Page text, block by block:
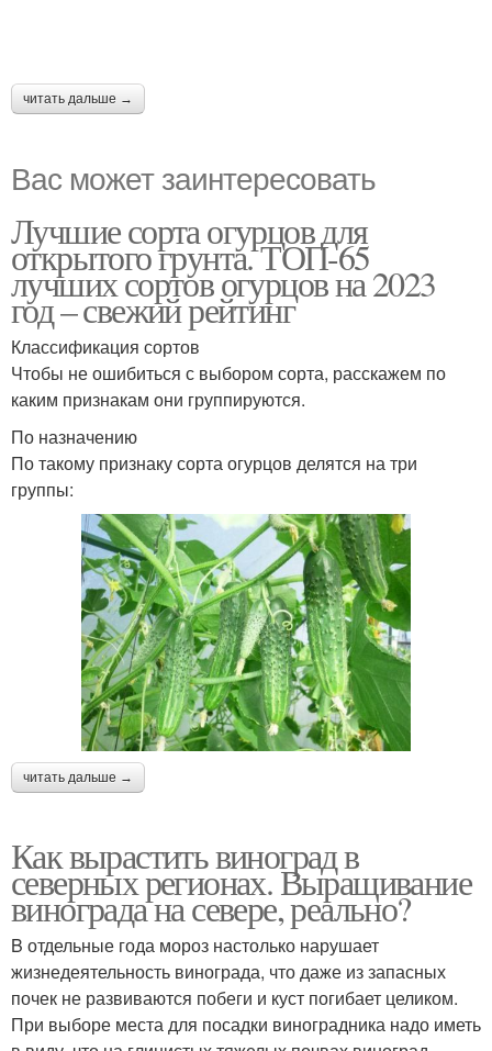
читать дальше →
Вас может заинтересовать
Лучшие сорта огурцов для
открытого грунта. ТОП-65
лучших сортов огурцов на 2023
год – свежий рейтинг
Классификация сортов
Чтобы не ошибиться с выбором сорта, расскажем по
каким признакам они группируются.
По назначению
По такому признаку сорта огурцов делятся на три
группы:
читать дальше →
Как вырастить виноград в
северных регионах. Выращивание
винограда на севере, реально?
B отдельные года мороз настолько нарушает
жизнедеятельность винограда, что даже из запасных
почек не развиваются побеги и куст погибает целиком.
При выборе места для посадки виноградника надо иметь